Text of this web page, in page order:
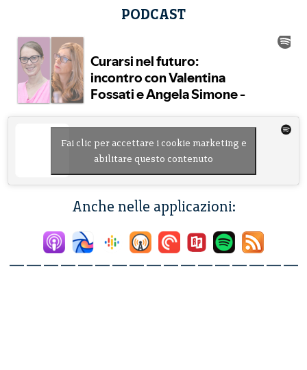
PODCAST
Fai clic per accettare i cookie marketing e
abilitare questo contenuto
Anche nelle applicazioni:
—————————————————